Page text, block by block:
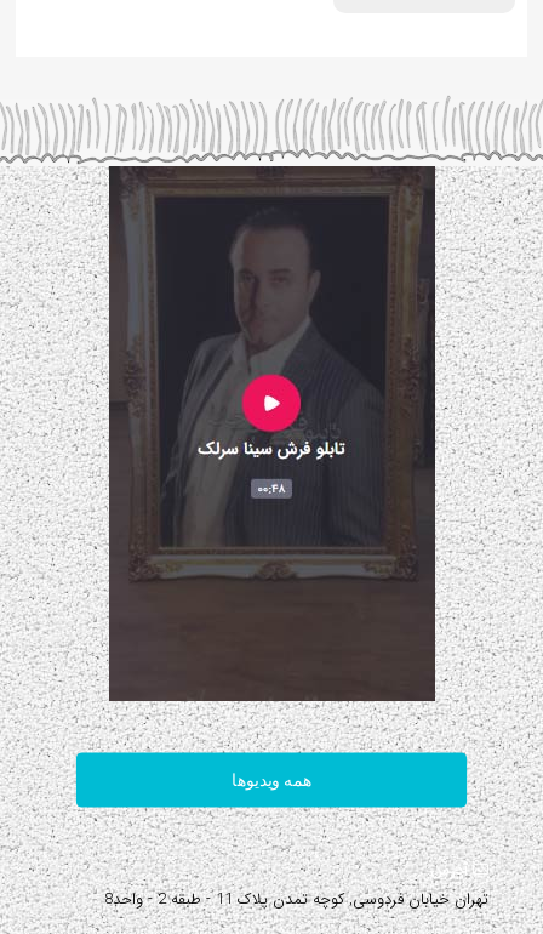
همه ویدیوها
آدرس:
تهران خیابان فردوسی, کوچه تمدن پلاک 11 - طبقه 2 - واحد8